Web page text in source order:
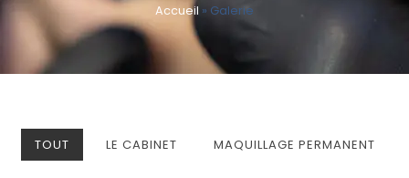
Accueil » Galerie
TOUT LE CABINET MAQUILLAGE PERMANENT